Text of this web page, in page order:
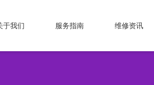
于我们 服务指南 维修资讯